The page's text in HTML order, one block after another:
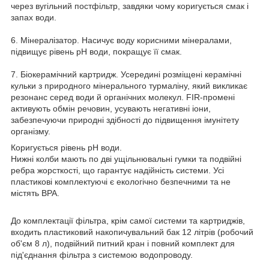
через вугільний постфільтр, завдяки чому коригується смак і
запах води.
6. Мінералізатор. Насичує воду корисними мінералами,
підвищує рівень pH води, покращує її смак.
7. Біокерамічний картридж. Усередині розміщені керамічні
кульки з природного мінерального турмаліну, який викликає
резонанс серед води й органічних молекул. FIR-промені
активують обмін речовин, усувають негативні іони,
забезпечуючи природні здібності до підвищення імунітету
організму.
Коригується рівень pH води.
Нижні колби мають по дві ущільнювальні гумки та подвійні
ребра жорсткості, що гарантує надійність системи. Усі
пластикові комплектуючі є екологічно безпечними та не
містять BPA.
До комплектації фільтра, крім самої системи та картриджів,
входить пластиковий накопичувальний бак 12 літрів (робочий
об'єм 8 л), подвійний питний кран і повний комплект для
під'єднання фільтра з системою водопроводу.